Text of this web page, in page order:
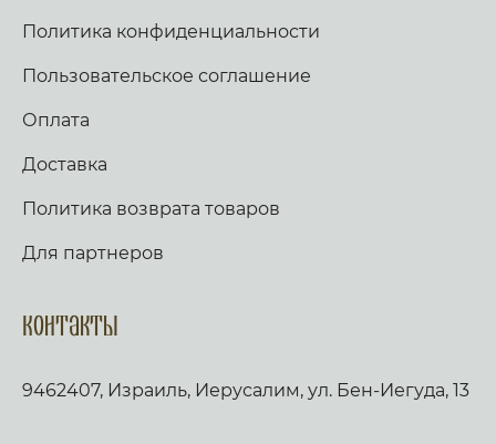
Политика конфиденциальности
Пользовательское соглашение
Оплата
Доставка
Политика возврата товаров
Для партнеров
Контакты
9462407, Израиль, Иерусалим, ул. Бен-Иегуда, 13